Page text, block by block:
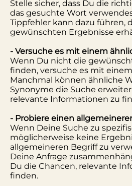
Stelle sicher, dass Du die
das gesuchte Wort
Tippfehler kann dazu führen,
gewünschten Ergebnisse
- Versuche es mit einem
Wenn Du nicht die
finden, versuche es mit
Manchmal können ähnliche
Synonyme die Suche
relevante Informationen zu
- Probiere einen
Wenn Deine Suche zu
möglicherweise keine
allgemeineren Begriff zu
Deine Anfrage
Du die Chancen, relevante
finden.